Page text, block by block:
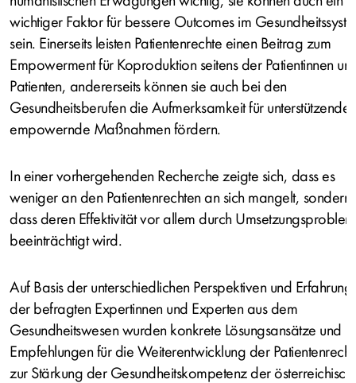
wichtiger Faktor für bessere Outcomes im
sein. Einerseits leisten Patientenrechte einen Beitrag zum
Empowerment für Koproduktion seitens der Patientinnen
Patienten, andererseits können sie auch bei den
Gesundheitsberufen die Aufmerksamkeit für unterstützende,
empowernde Maßnahmen fördern.
In einer vorhergehenden Recherche zeigte sich, dass es
weniger an den Patientenrechten an sich mangelt, sondern
dass deren Effektivität vor allem durch
beeinträchtigt wird.
Auf Basis der unterschiedlichen Perspektiven und
der befragten Expertinnen und Experten aus dem
Gesundheitswesen wurden konkrete Lösungsansätze und
Empfehlungen für die Weiterentwicklung der
zur Stärkung der Gesundheitskompetenz der